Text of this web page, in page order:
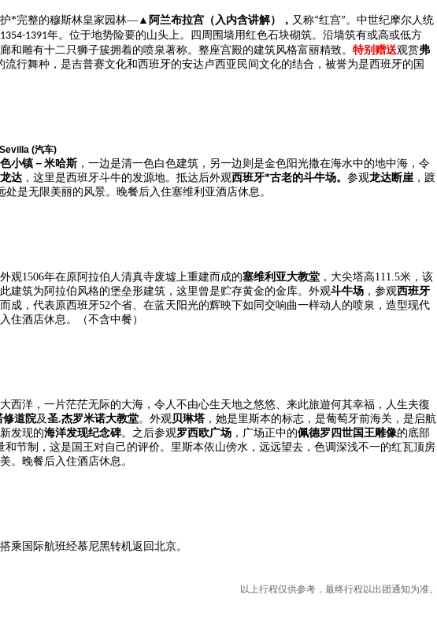
*完整的穆斯林皇家园林— ▲ 阿兰布拉宫（入内含讲解）， 又称“红宫”。中世纪摩尔人统
1354-1391年。位于地势险要的山头上。四周围墙用红色石块砌筑。沿墙筑有或高或低方
和雕有十二只狮子簇拥着的喷泉著称。整座宫殿的建筑风格富丽精致。特别赠送观赏弗
流行舞种，是吉普赛文化和西班牙的安达卢西亚民间文化的结合，被誉为是西班牙的国
(汽车)
小镇－米哈斯 ，一边是清一色白色建筑，另一边则是金色阳光撒在海水中的地中海，令
达 ，这里是西班牙斗牛的发源地。抵达后外观西班牙*古老的斗牛场。参观龙达断崖 ，踱
处是无限美丽的风景。晚餐后入住塞维利亚酒店休息。
外观1506年在原阿拉伯人清真寺废墟上重建而成的塞维利亚大教堂 ，大尖塔高111.5米，该
此建筑为阿拉伯风格的堡垒形建筑，这里曾是贮存黄金的金库。外观斗牛场 ，参观西班牙
成，代表原西班牙52个省、在蓝天阳光的辉映下如同交响曲一样动人的喷泉，造型现代
住酒店休息。（不含中餐）
大西洋，一片茫茫无际的大海，令人不由心生天地之悠悠、来此旅遊何其幸福，人生夫復
修道院及圣.杰罗米诺大教堂。外观贝琳塔 ，她是里斯本的标志，是葡萄牙前海关，是启航
发现的海洋发现纪念碑。之后参观罗西欧广场 ，广场正中的佩德罗四世国王雕像的底部
和节制，这是国王对自己的评价。里斯本依山傍水，远远望去，色调深浅不一的红瓦顶房
。晚餐后入住酒店休息。
乘国际航班经慕尼黑转机返回北京。
以上行程仅供参考，最终行程以出团通知为准。